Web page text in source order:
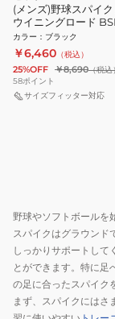
(メンズ)野球スパイ
ウイニングロード
ブラック
カラー ： ブラック
￥6,460 （税込）
25%OFF ￥8,690（税込
58ポイント
サイズフィッター対応
野球やソフトボールを
スパイクはグラウンド
しっかりサポートして
とができます。特に足
の足に合ったスパイク
まず、スパイクにはさ